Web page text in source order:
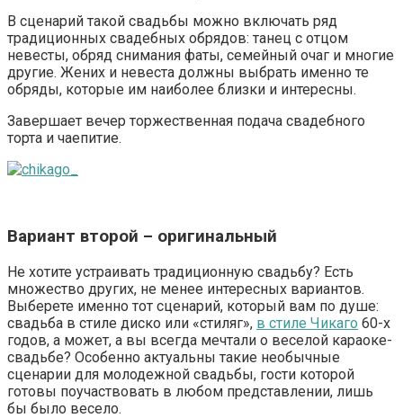
В сценарий такой свадьбы можно включать ряд
традиционных свадебных обрядов: танец с отцом
невесты, обряд снимания фаты, семейный очаг и многие
другие. Жених и невеста должны выбрать именно те
обряды, которые им наиболее близки и интересны.
Завершает вечер торжественная подача свадебного
торта и чаепитие.
Вариант второй – оригинальный
Не хотите устраивать традиционную свадьбу? Есть
множество других, не менее интересных вариантов.
Выберете именно тот сценарий, который вам по душе:
свадьба в стиле диско или «стиляг», в стиле Чикаго 60-х
годов, а может, а вы всегда мечтали о веселой караоке-
свадьбе? Особенно актуальны такие необычные
сценарии для молодежной свадьбы, гости которой
готовы поучаствовать в любом представлении, лишь
бы было весело.